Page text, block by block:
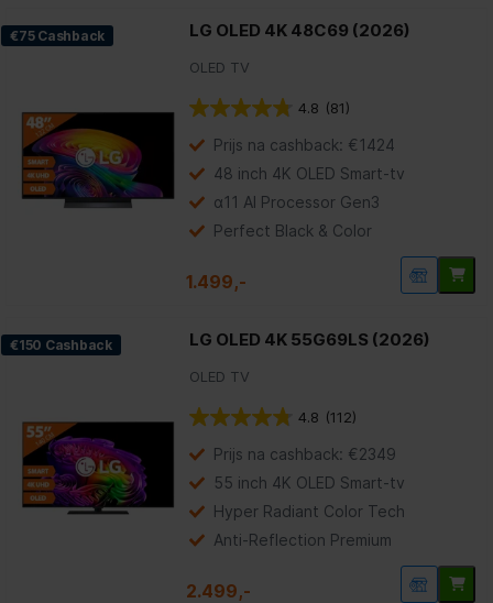
€75 Cashback LG OLED 4K 48C69 (2026)
OLED TV
4.8 (81)
4.8
de
5
sterren.
81
beoordelingen
Prijs na cashback: €1424
48 inch 4K OLED Smart-tv
α11 AI Processor Gen3
Perfect Black & Color
1.499,-
€150 Cashback LG OLED 4K 55G69LS (2026)
OLED TV
4.8 (112)
4.8
de
5
sterren.
112
beoordelingen
Prijs na cashback: €2349
55 inch 4K OLED Smart-tv
Hyper Radiant Color Tech
Anti-Reflection Premium
2.499,-